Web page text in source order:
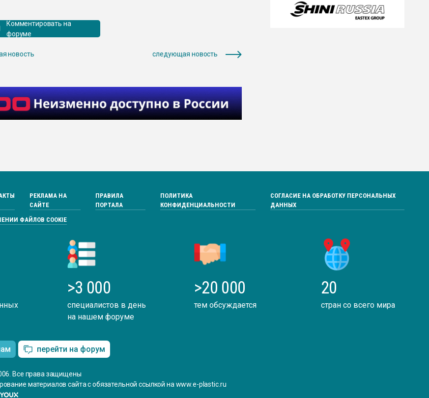
Комментировать на
форуме
новость следующая новость
РЕКЛАМА НА
САЙТЕ
ПРАВИЛА
ПОРТАЛА
ПОЛИТИКА
КОНФИДЕНЦИАЛЬНОСТИ
СОГЛАСИЕ НА ОБРАБОТКУ ПЕРСОНАЛЬНЫХ
ДАННЫХ
ФАЙЛОВ COOKIE
>3 000
специалистов в день
на нашем форуме
>20 000
тем обсуждается
20
стран со всего мира
перейти на форум
Все права защищены
материалов сайта с обязательной ссылкой на www.e-plastic.ru